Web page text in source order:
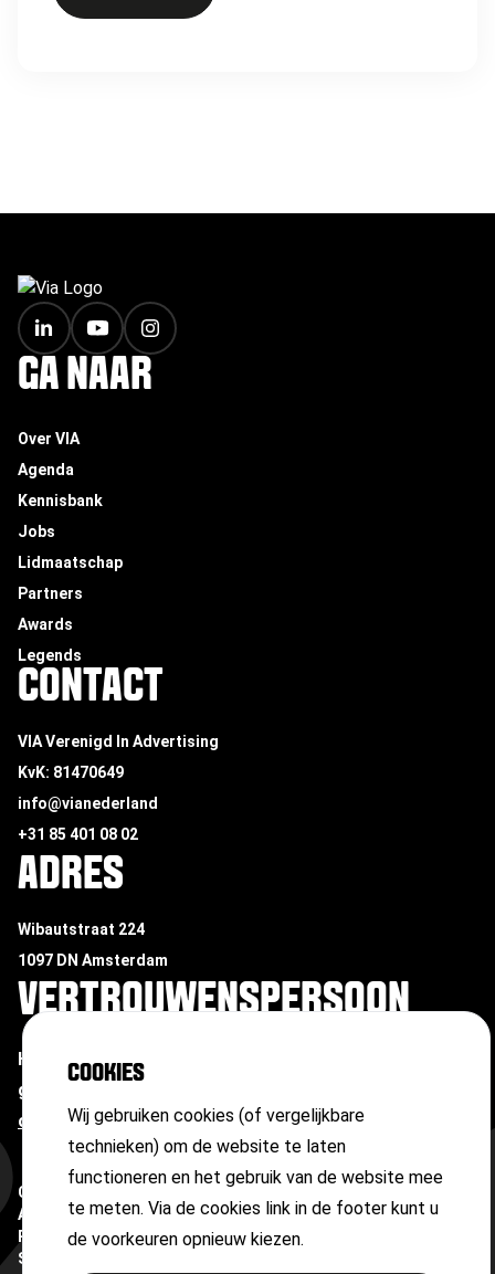
COOKIES
Wij gebruiken cookies (of vergelijkbare
technieken) om de website te laten
functioneren en het gebruik van de website mee
te meten. Via de cookies link in de footer kunt u
de voorkeuren opnieuw kiezen.
FOOTER
GA NAAR
Over VIA
Agenda
Kennisbank
Jobs
Lidmaatschap
Partners
Awards
Legends
CONTACT
VIA Verenigd In Advertising
KvK: 81470649
info@vianederland
+31 85 401 08 02
ADRES
Wibautstraat 224
1097 DN Amsterdam
VERTROUWENSPERSOON
Heb je te maken met ongewenste omgangsvormen of
grensoverschrijdend gedrag?
onze vertrouwenspersoon
Copyright ©
Algemene voorwaarden
Privacyverklaring
Sitemap